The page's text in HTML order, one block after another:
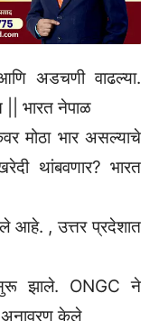
अडचणी वाढल्या.
|| भारत नेपाळ
मोठा भार असल्याचे
थांबवणार? भारत
आहे. , उत्तर प्रदेशात
झाले. ONGC ने
अनावरण केले